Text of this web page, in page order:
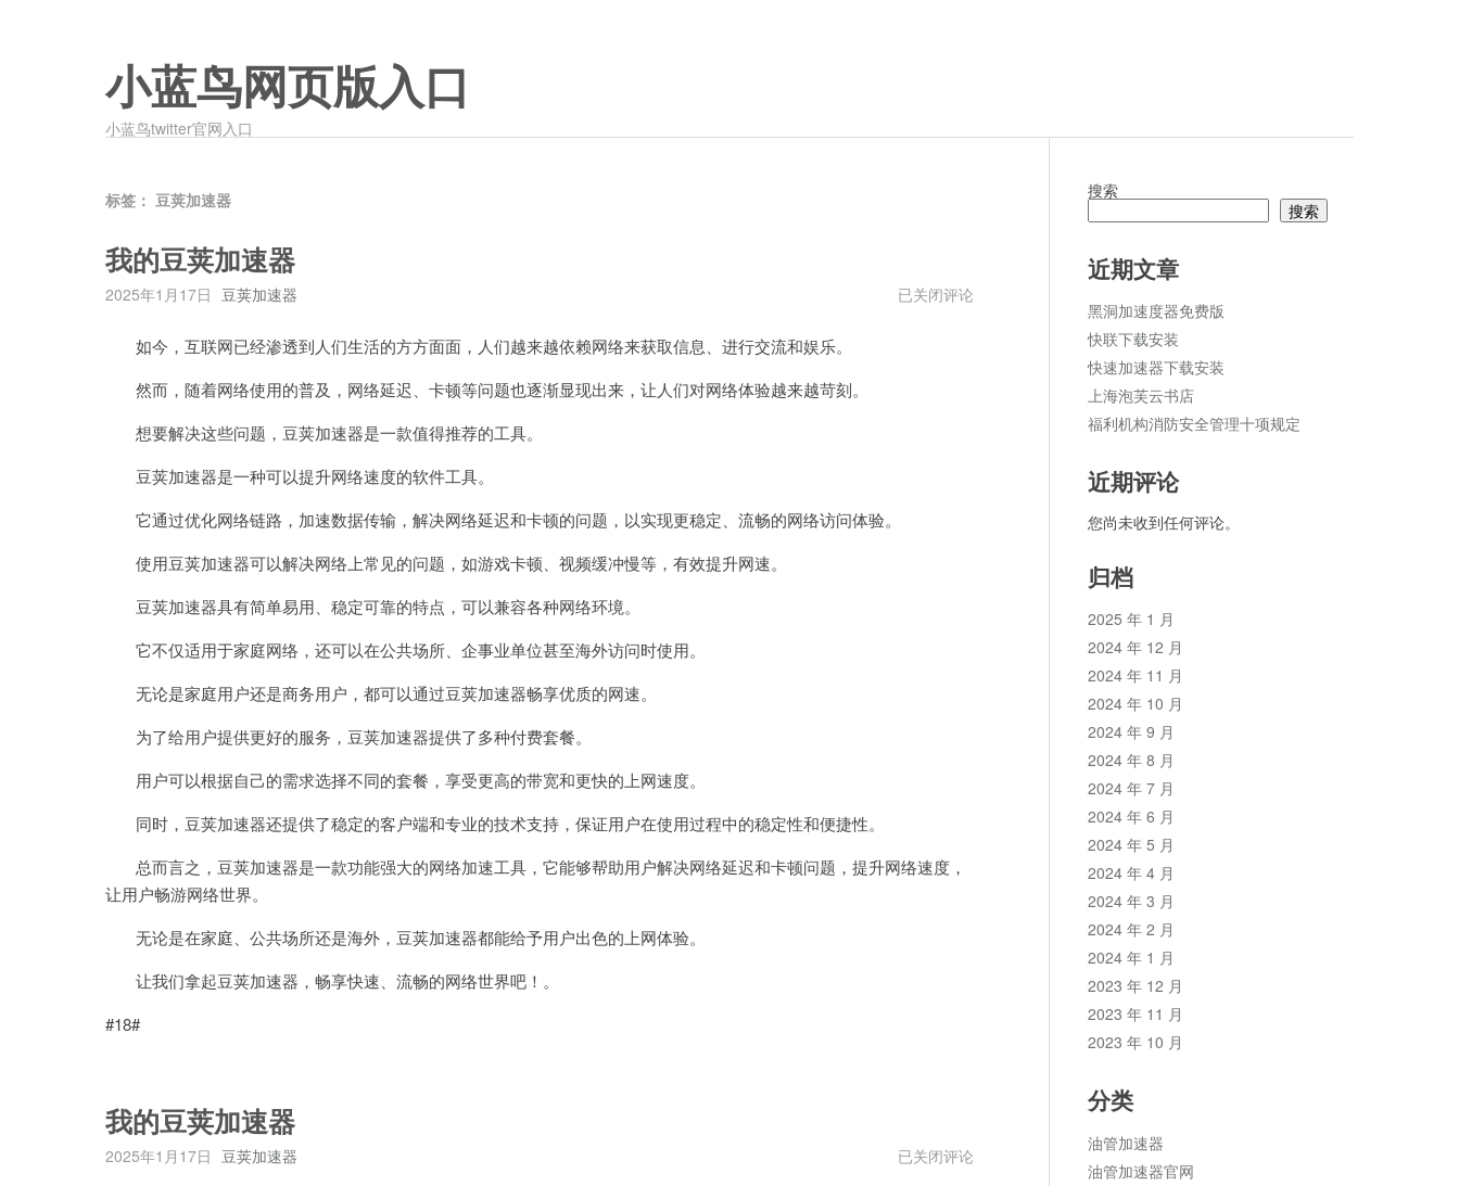
小蓝鸟网页版入口
小蓝鸟twitter官网入口
标签： 豆荚加速器
我的豆荚加速器
2025年1月17日 豆荚加速器
我
的
已关闭评论
如今，互联网已经渗透到人们生活的方方面面，人们越来越依赖网络来获取信息、进行交流和娱乐。
然而，随着网络使用的普及，网络延迟、卡顿等问题也逐渐显现出来，让人们对网络体验越来越苛刻。
想要解决这些问题，豆荚加速器是一款值得推荐的工具。
豆荚加速器是一种可以提升网络速度的软件工具。
它通过优化网络链路，加速数据传输，解决网络延迟和卡顿的问题，以实现更稳定、流畅的网络访问体验。
使用豆荚加速器可以解决网络上常见的问题，如游戏卡顿、视频缓冲慢等，有效提升网速。
豆荚加速器具有简单易用、稳定可靠的特点，可以兼容各种网络环境。
它不仅适用于家庭网络，还可以在公共场所、企事业单位甚至海外访问时使用。
无论是家庭用户还是商务用户，都可以通过豆荚加速器畅享优质的网速。
为了给用户提供更好的服务，豆荚加速器提供了多种付费套餐。
用户可以根据自己的需求选择不同的套餐，享受更高的带宽和更快的上网速度。
同时，豆荚加速器还提供了稳定的客户端和专业的技术支持，保证用户在使用过程中的稳定性和便捷性。
总而言之，豆荚加速器是一款功能强大的网络加速工具，它能够帮助用户解决网络延迟和卡顿问题，提升网络速度，
让用户畅游网络世界。
无论是在家庭、公共场所还是海外，豆荚加速器都能给予用户出色的上网体验。
让我们拿起豆荚加速器，畅享快速、流畅的网络世界吧！。
#18#
我的豆荚加速器
2025年1月17日 豆荚加速器
我
的
已关闭评论
搜索
搜索
近期文章
黑洞加速度器免费版
快联下载安装
快速加速器下载安装
上海泡芙云书店
福利机构消防安全管理十项规定
近期评论
您尚未收到任何评论。
归档
2025 年 1 月
2024 年 12 月
2024 年 11 月
2024 年 10 月
2024 年 9 月
2024 年 8 月
2024 年 7 月
2024 年 6 月
2024 年 5 月
2024 年 4 月
2024 年 3 月
2024 年 2 月
2024 年 1 月
2023 年 12 月
2023 年 11 月
2023 年 10 月
分类
油管加速器
油管加速器官网